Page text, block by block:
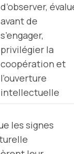
d’observer,
avant de
s’engager,
privilégier la
coopération et
l’ouverture
intellectuelle
les signes